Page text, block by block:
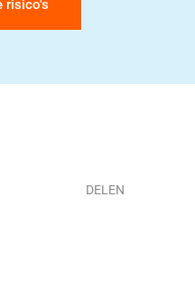
risico's
DELEN